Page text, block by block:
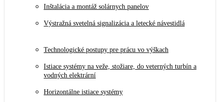
Inštalácia a montáž solárnych panelov
Výstražná svetelná signalizácia a letecké návestidlá
Technologické postupy pre prácu vo výškach
Istiace systémy na veže, stožiare, do veterných turbín a
vodných elektrární
Horizontálne istiace systémy